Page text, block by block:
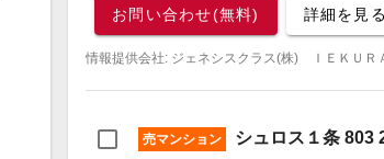
お問い合わせ(無料) 詳細を見る
情報提供会社: ジェネシスクラス(株) ＩＥＫＵＲ
売マンション シュロス１条 803